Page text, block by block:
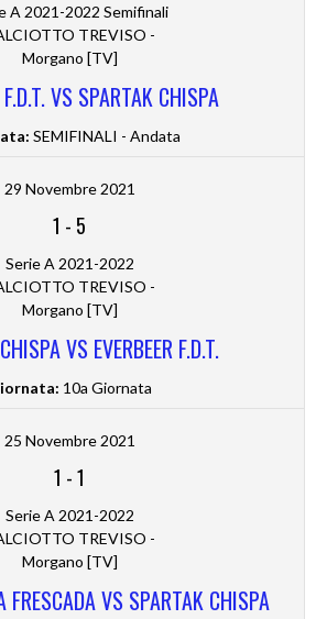
A 2021-2022 Semifinali
TREVISO -
Morgano [TV]
F.D.T. VS SPARTAK CHISPA
SEMIFINALI - Andata
29 Novembre 2021
1 - 5
Serie A 2021-2022
TREVISO -
Morgano [TV]
VS EVERBEER F.D.T.
10a Giornata
25 Novembre 2021
1 -1
Serie A 2021-2022
TREVISO -
Morgano [TV]
FRESCADA VS SPARTAK CHISPA